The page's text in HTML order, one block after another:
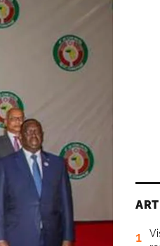
1